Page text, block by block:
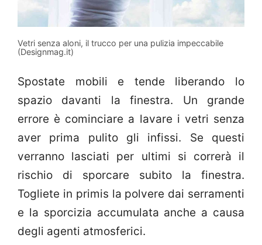
Vetri senza aloni, il trucco per una pulizia impeccabile
(Designmag.it)
Spostate mobili e tende liberando lo
spazio davanti la finestra. Un grande
errore è cominciare a lavare i vetri senza
aver prima pulito gli infissi. Se questi
verranno lasciati per ultimi si correrà il
rischio di sporcare subito la finestra.
Togliete in primis la polvere dai serramenti
e la sporcizia accumulata anche a causa
degli agenti atmosferici.